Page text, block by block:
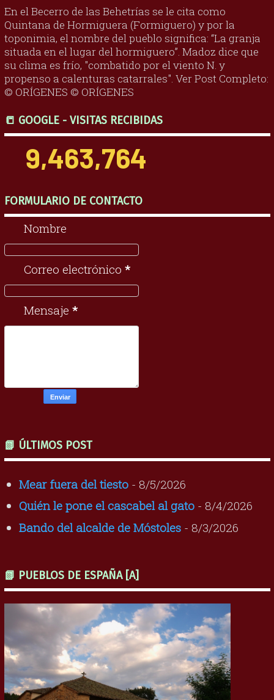
En el Becerro de las Behetrías se le cita como
Quintana de Hormiguera (Formiguero) y por la
toponimia, el nombre del pueblo significa: “La granja
situada en el lugar del hormiguero”. Madoz dice que
su clima es frío, "combatido por el viento N. y
propenso a calenturas catarrales". Ver Post Completo:
© ORÍGENES © ORÍGENES
📒 GOOGLE - VISITAS RECIBIDAS
9,463,764
FORMULARIO DE CONTACTO
Nombre
Correo electrónico *
Mensaje *
📗 ÚLTIMOS POST
Mear fuera del tiesto- 8/5/2026
Quién le pone el cascabel al gato- 8/4/2026
Bando del alcalde de Móstoles- 8/3/2026
📗 PUEBLOS DE ESPAÑA [A]